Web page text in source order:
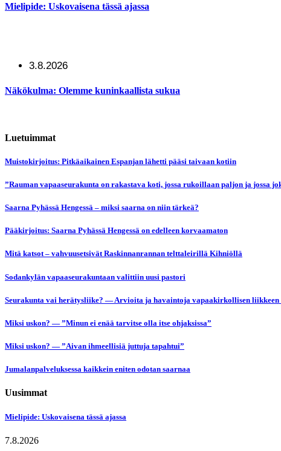
Mielipide: Uskovaisena tässä ajassa
3.8.2026
Näkökulma: Olemme kuninkaallista sukua
Luetuimmat
Muistokirjoitus: Pitkäaikainen Espanjan lähetti pääsi taivaan kotiin
”Rauman vapaaseurakunta on rakastava koti, jossa rukoillaan paljon ja jossa
Saarna Pyhässä Hengessä – miksi saarna on niin tärkeä?
Pääkirjoitus: Saarna Pyhässä Hengessä on edelleen korvaamaton
Mitä katsot – vahvuusetsivät Raskinnanrannan telttaleirillä Kihniöllä
Sodankylän vapaaseurakuntaan valittiin uusi pastori
Seurakunta vai herätysliike? — Arvioita ja havaintoja vapaakirkollisen liikkeen
Miksi uskon? — ”Minun ei enää tarvitse olla itse ohjaksissa”
Miksi uskon? — ”Aivan ihmeellisiä juttuja tapahtui”
Jumalanpalveluksessa kaikkein eniten odotan saarnaa
Uusimmat
Mielipide: Uskovaisena tässä ajassa
7.8.2026